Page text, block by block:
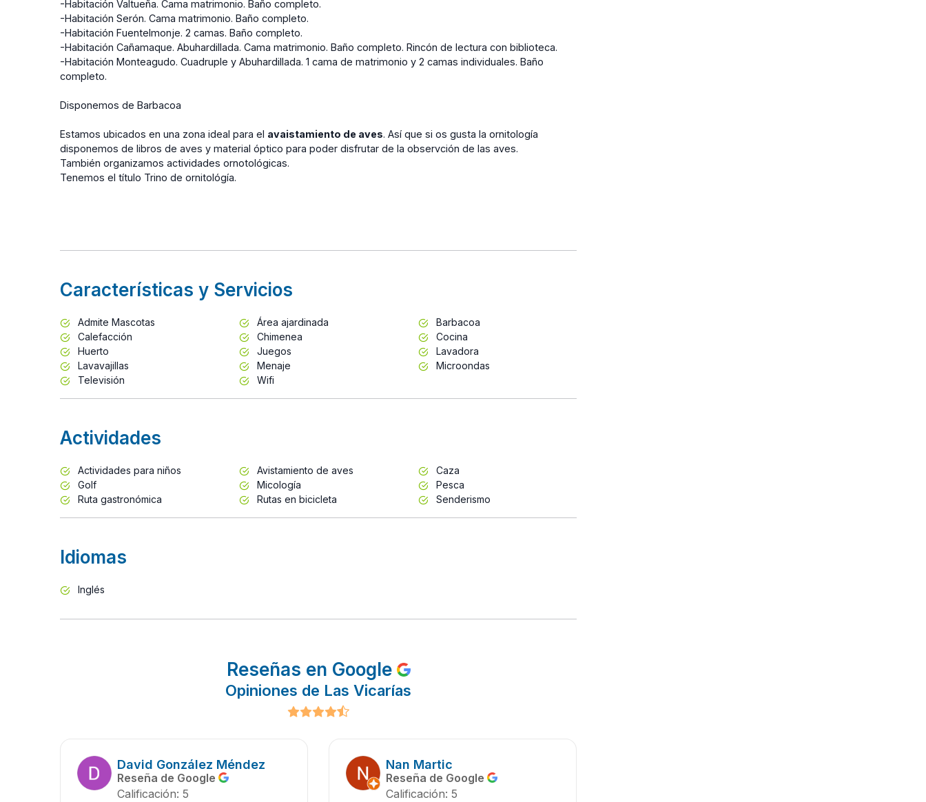
-Habitación Valtueña. Cama matrimonio. Baño completo.
-Habitación Serón. Cama matrimonio. Baño completo.
-Habitación Fuentelmonje. 2 camas. Baño completo.
-Habitación Cañamaque. Abuhardillada. Cama matrimonio. Baño completo. Rincón de lectura con biblioteca.
-Habitación Monteagudo. Cuadruple y Abuhardillada. 1 cama de matrimonio y 2 camas individuales. Baño
completo.
Disponemos de Barbacoa
Estamos ubicados en una zona ideal para el avaistamiento de aves. Así que si os gusta la ornitología
disponemos de libros de aves y material óptico para poder disfrutar de la observción de las aves.
También organizamos actividades ornotológicas.
Tenemos el título Trino de ornitológía.
Características y Servicios
Admite Mascotas Área ajardinada
Barbacoa
Calefacción
Chimenea
Cocina
Huerto
Juegos
Lavadora
Lavavajillas
Menaje
Microondas
Televisión
Wifi
Actividades
Actividades para niños Avistamiento de aves
Caza
Golf
Micología
Pesca
Ruta gastronómica
Rutas en bicicleta Senderismo
Idiomas
Inglés
Reseñas en Google
Opiniones de Las Vicarías
David González Méndez
Reseña de Google
Calificación: 5
Nan Martic
Reseña de Google
Calificación: 5